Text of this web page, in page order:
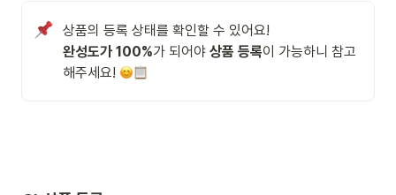
완성도가 100%가 되어야 상품 등록이 가능하니 참고
해주세요!